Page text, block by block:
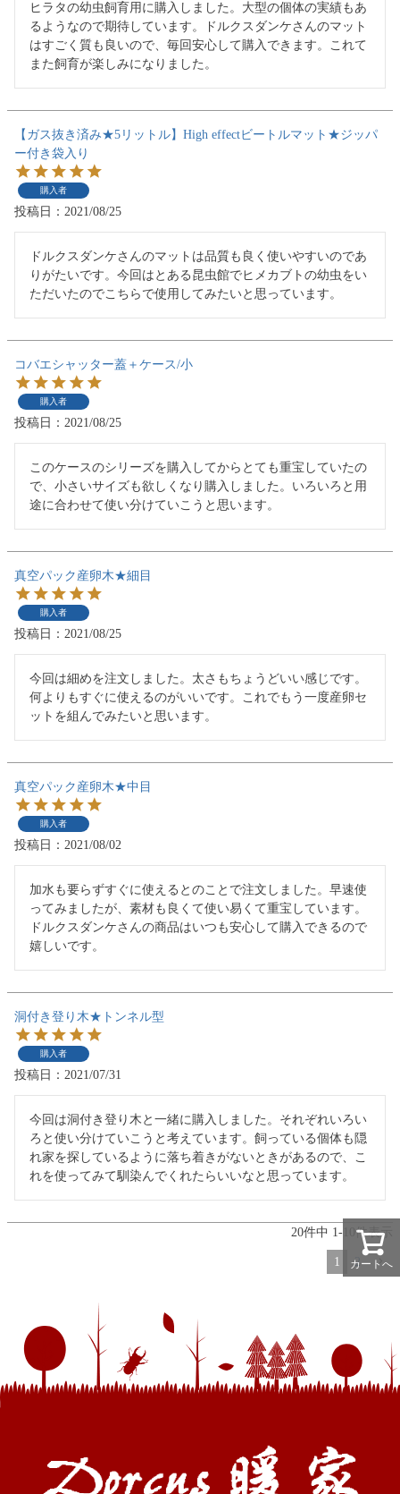
ヒラタの幼虫飼育用に購入しました。大型の個体の実績もあ
るようなので期待しています。ドルクスダンケさんのマット
はすごく質も良いので、毎回安心して購入できます。これて
また飼育が楽しみになりました。
【ガス抜き済み★5リットル】High effectビートルマット★ジッパ
ー付き袋入り
購入者
投稿日 2021/08/25
ドルクスダンケさんのマットは品質も良く使いやすいのであ
りがたいです。今回はとある昆虫館でヒメカブトの幼虫をい
ただいたのでこちらで使用してみたいと思っています。
コバエシャッター蓋＋ケース/小
購入者
投稿日 2021/08/25
このケースのシリーズを購入してからとても重宝していたの
で、小さいサイズも欲しくなり購入しました。いろいろと用
途に合わせて使い分けていこうと思います。
真空パック産卵木★細目
購入者
投稿日 2021/08/25
今回は細めを注文しました。太さもちょうどいい感じです。
何よりもすぐに使えるのがいいです。これでもう一度産卵セ
ットを組んでみたいと思います。
真空パック産卵木★中目
購入者
投稿日 2021/08/02
加水も要らずすぐに使えるとのことで注文しました。早速使
ってみましたが、素材も良くて使い易くて重宝しています。
ドルクスダンケさんの商品はいつも安心して購入できるので
嬉しいです。
洞付き登り木★トンネル型
購入者
投稿日 2021/07/31
今回は洞付き登り木と一緒に購入しました。それぞれいろい
ろと使い分けていこうと考えています。飼っている個体も隠
れ家を探しているように落ち着きがないときがあるので、こ
れを使ってみて馴染んでくれたらいいなと思っています。
20件中 1- 件表示
1 2
カートへ